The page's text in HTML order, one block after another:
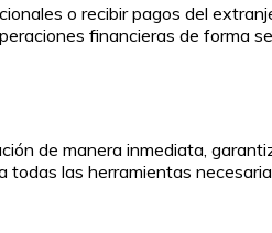
o recibir pagos del
financieras de forma
de manera inmediata,
las herramientas